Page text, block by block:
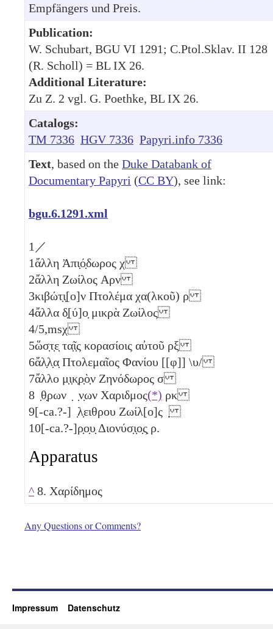
Empfängers und Preis.
Publication:
W. Schubart, BGU VI 1291; C.Ptol.Sklav. II 128
(R. Scholl) = BL IX 26.
Additional Literature:
Zu Z. 2 vgl. G. Poethke, BL IX 26.
Catalogs:
TM 7336 HGV 7336 Papyri.info 7336
Text, based on the Duke Databank of
Documentary Papyri (CC BY), see link:
bgu.6.1291.xml
1 ／
1ἄλλη Ἀπι̣ό̣δωρος χ
2ἄλλη Ζωίλος Αρν
3κιβώτ̣ι̣[ο]ν Πτολέμα χα(λκοῦ) ρ
4ἄλλα δ̣[ύ]ο̣ μικρὰ Ζωίλος
4/5,msχ
5ὥσ̣τ̣ε̣ τα̣ῖ̣ς κορασίοις αὐτοῦ ρξ
6ἄλ̣λ̣α̣ Πτολεμαῖος Φανίου [[φ]] \υ/
7ἄλλο μ̣ι̣κ̣ρ̣ὸ̣ν Ζηνόδωρος σ
8 ̣θ̣ρων ̣ ̣ν̣ων Χαριδμος(*) ρκ
9[-ca.?-] ̣λ̣ειθρου Ζωίλ[ο]ς ̣
10[-ca.?-]ρ̣ο̣υ̣ Διονύσ̣ι̣ο̣ς̣ ρ.
Apparatus
^ 8. Χαρίδημος
Any Questions or Comments?
Impressum Datenschutz